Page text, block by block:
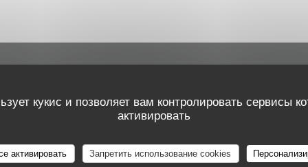
кукис и позволяет вам контролировать сервисы
активировать
активировать Запретить использование cookies
Карта и контакты
44 Av. John F. Kennedy 1855 Kirchberg